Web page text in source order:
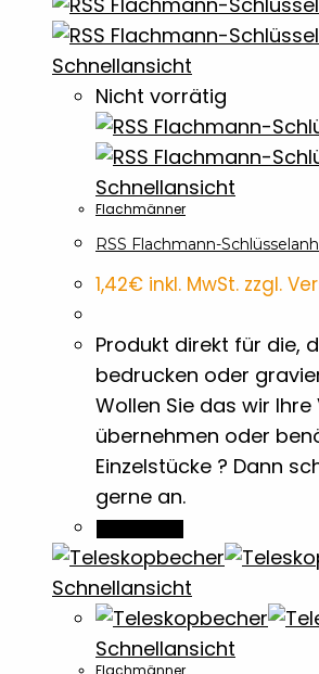
Halbton Bilder
Holz- & Bambus-Stifte
Isolierflaschen &
Kaffee- & Tee Accessoires
Kaffeetassen
Kreditkartenetuis
Kreiden & Buntstifte
Kugelschreiber Metall &
Laser-Dateien
Lineale & Lesezeichen
Schnellansicht
Nicht vorrätig
Schnellansicht
Flachmänner
RSS Flachmann-
1,42€ inkl. MwSt. zzgl.
Produkt direkt für die,
bedrucken oder
Wollen Sie das wir Ihre
übernehmen oder
Einzelstücke ? Dann
gerne an.
Schnellansicht
Schnellansicht
Flachmänner